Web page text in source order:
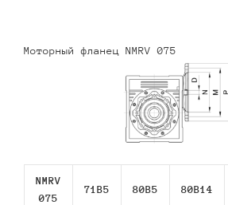
Моторный фланец NMRV 075
NMRV
075
71В5 80В5 80В14